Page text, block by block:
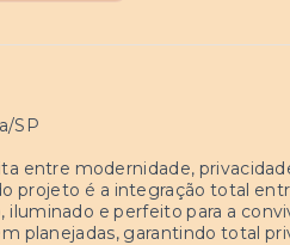
SP
entre modernidade,
projeto é a integração total
e perfeito para a
planejadas, garantindo total